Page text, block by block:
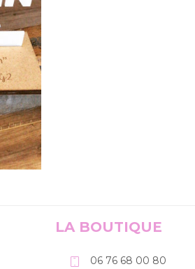
LA BOUTIQUE
06 76 68 00 80